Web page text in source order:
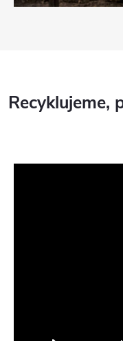
Recyklujeme,